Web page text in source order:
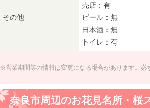
その他
売店：有
ビール：無
日本酒：無
トイレ：有
※営業期間等の情報は変更になる場合があります。必
奈良市周辺のお花見名所・桜